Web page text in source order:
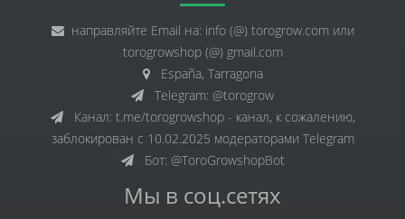
направляйте Email на: info (@) torogrow.com или
torogrowshop (@) gmail.com
España, Tarragona
Telegram: @torogrow
Канал: t.me/torogrowshop - канал, к сожалению,
заблокирован с 10.02.2025 модераторами Telegram
Бот: @ToroGrowshopBot
Мы в соц.сетях